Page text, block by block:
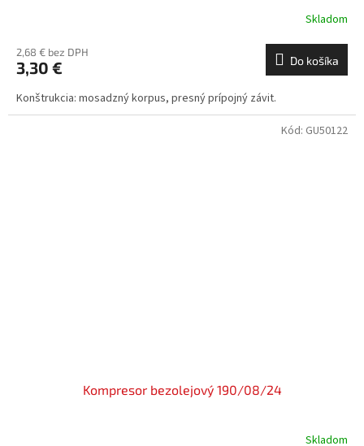
Skladom
2,68 € bez DPH
3,30 € Do košíka
Konštrukcia: mosadzný korpus, presný prípojný závit.
Kompresor bezolejový 190/08/24
Skladom
Kód: GU50122